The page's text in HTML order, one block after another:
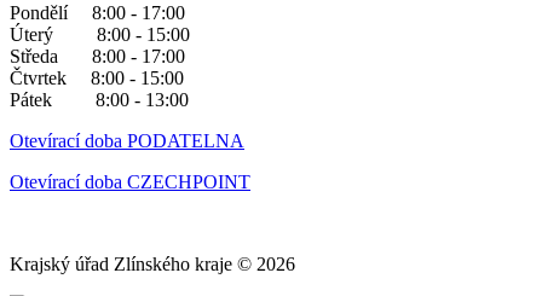
Pondělí 8:00 - 17:00
Úterý 8:00 - 15:00
Středa 8:00 - 17:00
Čtvrtek 8:00 - 15:00
Pátek 8:00 - 13:00
Otevírací doba PODATELNA
Otevírací doba CZECHPOINT
Krajský úřad Zlínského kraje © 2026